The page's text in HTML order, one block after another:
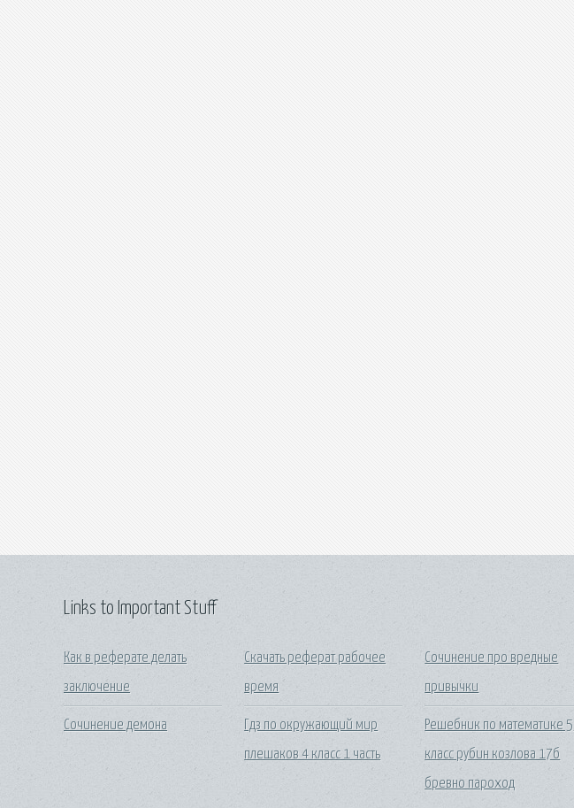
Links to Important Stuff
Как в реферате делать
заключение
Сочинение демона
Скачать реферат рабочее
время
Гдз по окружающий мир
плешаков 4 класс 1 часть
Сочинение про вредные
привычки
Решебник по математике 5
класс рубин козлова 17б
бревно пароход